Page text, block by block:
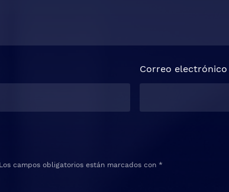
Los campos obligatorios están marcados con *
Correo electrónico